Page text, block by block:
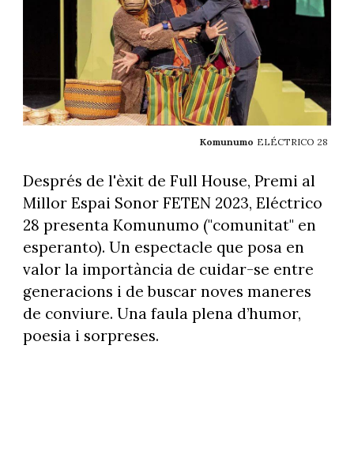
Komunumo ELÉCTRICO 28
Després de l'èxit de Full House, Premi al
Millor Espai Sonor FETEN 2023, Eléctrico
28 presenta Komunumo ("comunitat" en
esperanto). Un espectacle que posa en
valor la importància de cuidar-se entre
generacions i de buscar noves maneres
de conviure. Una faula plena d’humor,
poesia i sorpreses.